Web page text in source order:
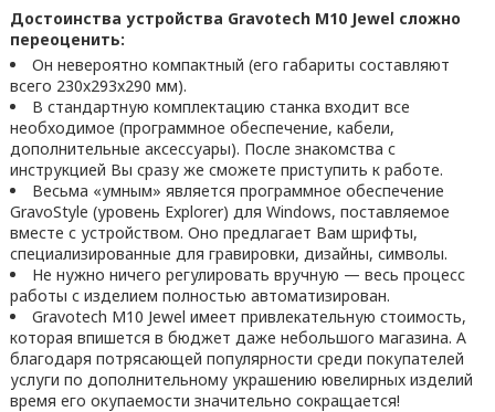
Достоинства устройства Gravotech M10 Jewel сложно
переоценить:
Он невероятно компактный (его габариты составляют
всего 230x293x290 мм).
В стандартную комплектацию станка входит все
необходимое (программное обеспечение, кабели,
дополнительные аксессуары). После знакомства с
инструкцией Вы сразу же сможете приступить к работе.
Весьма «умным» является программное обеспечение
GravoStyle (уровень Explorer) для Windows, поставляемое
вместе с устройством. Оно предлагает Вам шрифты,
специализированные для гравировки, дизайны, символы.
Не нужно ничего регулировать вручную — весь процесс
работы с изделием полностью автоматизирован.
Gravotech M10 Jewel имеет привлекательную стоимость,
которая впишется в бюджет даже небольшого магазина. А
благодаря потрясающей популярности среди покупателей
услуги по дополнительному украшению ювелирных изделий
время его окупаемости значительно сокращается!